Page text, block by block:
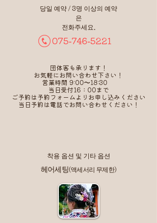
당일 예약 / 3명 이상의 예약
은
전화주세요.
075-746-5221
団体客も承ります！
お気軽にお問い合わせ下さい！
営業時間 9:00〜18:30
当日受付16：00まで
​ご予約は予約フォームよりお申し込みください
​当日予約は電話でお問い合わせください！
​착용 옵션 및 기타 옵션
헤어세팅(액세서리 무제한)